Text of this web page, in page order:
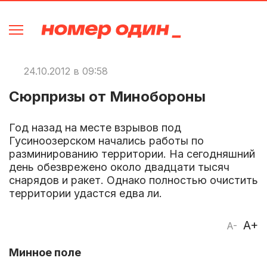
24.10.2012 в 09:58
Сюрпризы от Минобороны
Год назад на месте взрывов под
Гусиноозерском начались работы по
разминированию территории. На сегодняшний
день обезврежено около двадцати тысяч
снарядов и ракет. Однако полностью очистить
территории удастся едва ли.
A- A+
Минное поле